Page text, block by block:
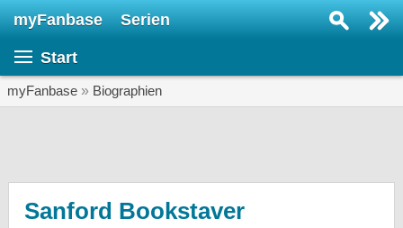
myFanbase Serien
Start
myFanbase » Biographien
Sanford Bookstaver